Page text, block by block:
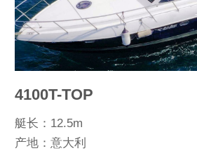
4100T-TOP
艇长：12.5m
产地：意大利